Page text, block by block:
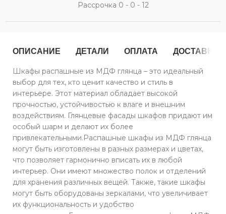
Рассрочка 0 - 0 - 12
ОПИСАНИЕ ДЕТАЛИ ОПЛАТА ДОСТАВКА
Шкафы распашные из МДФ глянца – это идеальный
выбор для тех, кто ценит качество и стиль в
интерьере. Этот материал обладает высокой
прочностью, устойчивостью к влаге и внешним
воздействиям. Глянцевые фасады шкафов придают им
особый шарм и делают их более
привлекательными.Распашные шкафы из МДФ глянца
могут быть изготовлены в разных размерах и цветах,
что позволяет гармонично вписать их в любой
интерьер. Они имеют множество полок и отделений
для хранения различных вещей. Также, такие шкафы
могут быть оборудованы зеркалами, что увеличивает
их функциональность и удобство